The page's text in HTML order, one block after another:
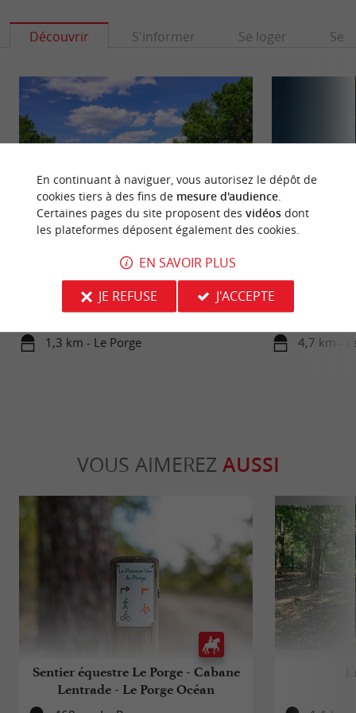
Découvrir S'informer Se loger Se
Le Canal du Porge est aussi appelé le « Canal des
Étangs ». Il relie l’Étang de Lacanau au Bassin ...
1,3 km - Le Porge
Que vous soyez
fortes ou
Porge saura ...
4,7 km -
VOUS AIMEREZ AUSSI
Sentier équestre Le Porge - Cabane
Lentrade - Le Porge Océan
En continuant à naviguer, vous autorisez le dépôt de
cookies tiers à des fins de mesure d'audience.
Certaines pages du site proposent des vidéosdont
les plateformes déposent également des cookies.
EN SAVOIR PLUS
JE REFUSE
J'ACCEPTE